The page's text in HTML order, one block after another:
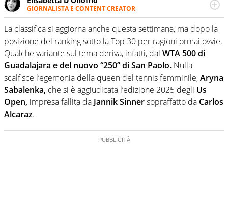
GIORNALISTA E CONTENT CREATOR
Giornalista professionista dal 2007, scrive per curiosità
personale e necessità: soprattutto di calcio, di sport e dei
suoi protagonisti, concedendosi innocenti evasioni
nell'ambito della creazione di format. Un tempo ala
destra, oggi si sente a suo agio nel ruolo di libero. Cura
una classifica riservata dei migliori 5 calciatori di sempre.
La classifica si aggiorna anche questa settimana, ma dopo la
posizione del ranking sotto la Top 30 per ragioni ormai ovvie.
Qualche variante sul tema deriva, infatti, dal WTA 500 di
Guadalajara e del nuovo “250” di San Paolo. Nulla
scalfisce l’egemonia della queen del tennis femminile,Aryna
Sabalenka, che si è aggiudicata l’edizione 2025 degli Us
Open, impresa fallita da Jannik Sinnersopraffatto da Carlos
Alcaraz.